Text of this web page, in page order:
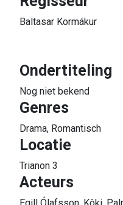
Baltasar Kormákur
Ondertiteling
Nog niet bekend
Genres
Drama, Romantisch
Locatie
Trianon 3
Acteurs